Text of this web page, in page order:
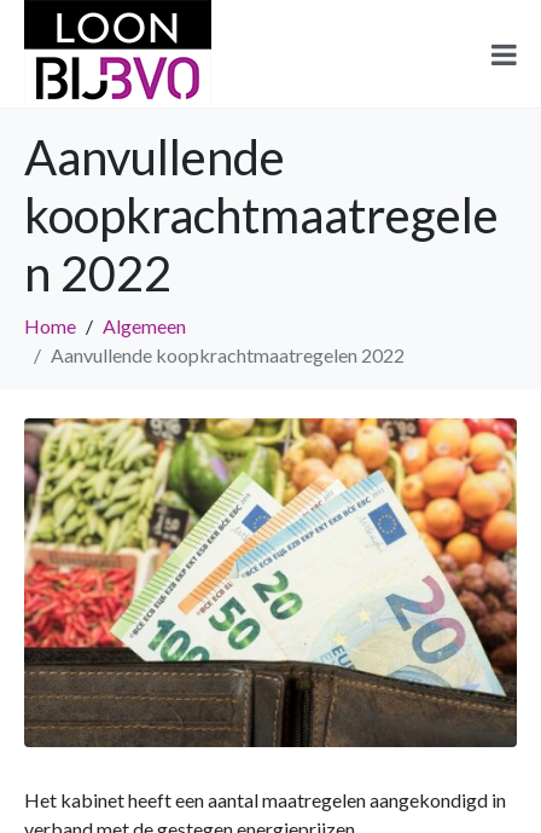
Aanvullende
koopkrachtmaatregele
n 2022
Home
Algemeen
Aanvullende koopkrachtmaatregelen 2022
Het kabinet heeft een aantal maatregelen aangekondigd in